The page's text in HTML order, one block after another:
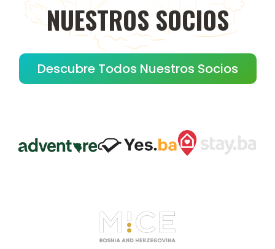
NUESTROS SOCIOS
Descubre Todos Nuestros Socios